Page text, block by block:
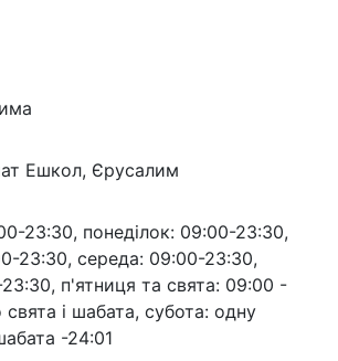
Ешкол, Єрусалим
23:30, понеділок: 09:00-23:30,
23:30, середа: 09:00-23:30,
п'ятниця та свята: 09:00 -
і шабата, субота: одну
-24:01